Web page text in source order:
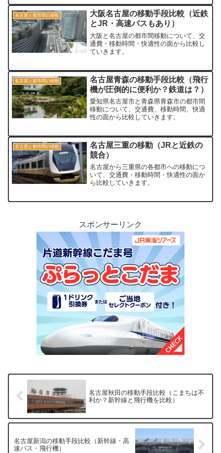
名古屋と都市間の移動
大阪名古屋の移動手段比較（近鉄
とJR・高速バスもあり）
大阪と名古屋の都市間移動について、交
通費・移動時間・快適性の面から比較し
ていきます。
名古屋と都市間の移動
名古屋青森の移動手段比較（飛行
機が圧倒的に便利か？鉄道は？）
愛知県名古屋市と青森県青森市の都市間
移動について、交通費、移動時間、快適
性の面から比較していきます。
名古屋と都市間の移動
名古屋三重の移動（JRと近鉄の
競合）
名古屋から三重県の各都市への移動につ
いて、交通費・移動時間・快適性の面か
ら比較していきます。
スポンサーリンク
名古屋秋田の移動手段比較（こまちは不
利か？新幹線と飛行機を比較）
名古屋新潟の移動手段比較（新幹線・高
速バス・飛行機）